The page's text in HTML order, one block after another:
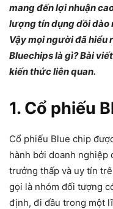
mang đến lợi nhuận
lượng tín dụng dồi dào
Vậy mọi người đã hiểu
Bluechips là gì? Bài
kiến thức liên quan.
1. Cổ phiếu
Cổ phiếu Blue chip
hành bởi doanh nghiệp
trưởng thấp và uy tín
gọi là nhóm đối tượng
định, đi đầu trong một